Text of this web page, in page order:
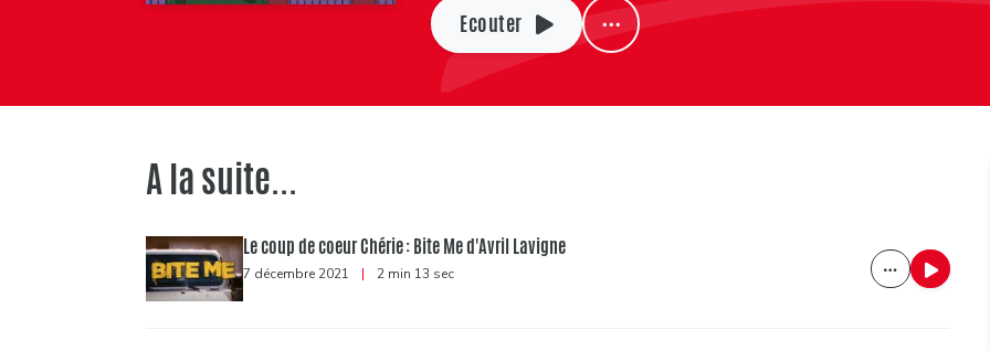
Ecouter
A la suite...
Le coup de coeur Chérie : Bite Me d'Avril Lavigne
7 décembre 2021 | 2 min 13 sec